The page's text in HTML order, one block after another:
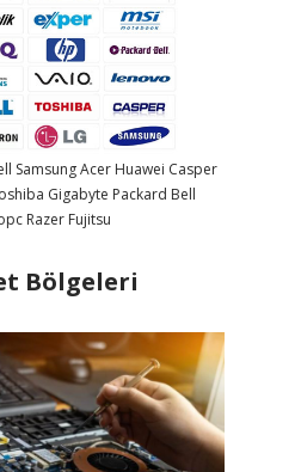
SamsungAcer Huawei Casper
Gigabyte Packard Bell
Razer Fujitsu
Bölgeleri